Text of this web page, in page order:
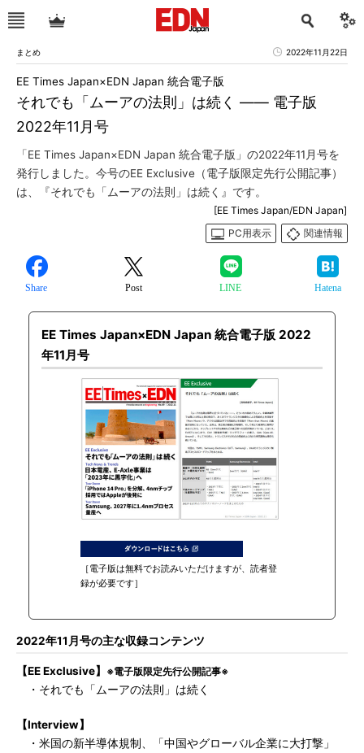
まとめ 2022年11月22日
それでも「ムーアの法則」は続く ―― 電子版
2022年11月号
EE Times Japan×EDN Japan 統合電子版
「EE Times Japan×EDN Japan 統合電子版」の2022年11月号を
発行しました。今号のEE Exclusive（電子版限定先行公開記事）
は、『それでも「ムーアの法則」は続く』です。
[EE Times Japan/EDN Japan]
PC用表示
関連情報
Share Post LINE Hatena
EE Times Japan×EDN Japan 統合電子版 2022
年11月号
［電子版は無料でお読みいただけますが、読者登
録が必要です］
2022年11月号の主な収録コンテンツ
【EE Exclusive】 ※電子版限定先行公開記事※
・それでも「ムーアの法則」は続く
【Interview】
・米国の新半導体規制、「中国やグローバル企業に大打撃」